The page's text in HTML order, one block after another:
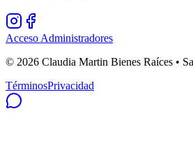
Acceso Administradores
© 2026 Claudia Martin Bienes Raíces •
TérminosPrivacidad